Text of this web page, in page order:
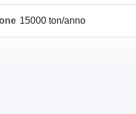
15000 ton/anno